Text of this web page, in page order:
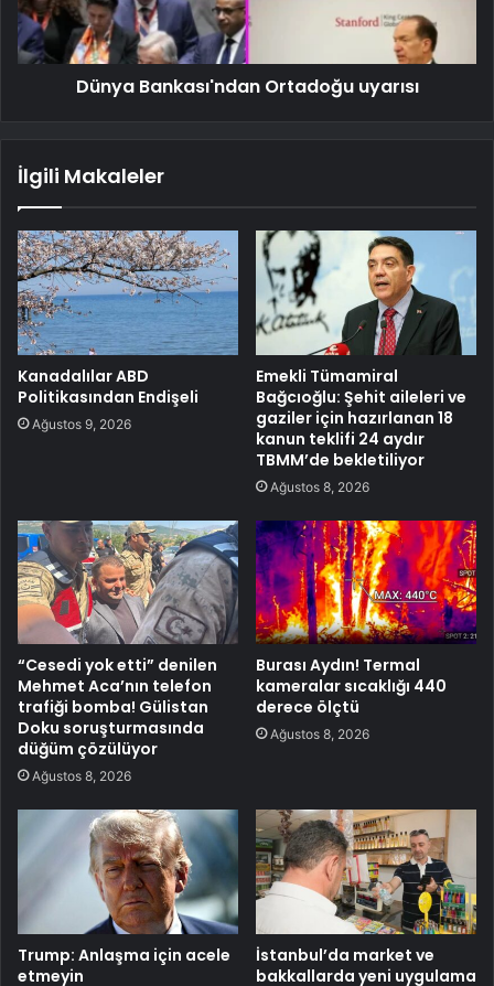
Dünya Bankası'ndan Ortadoğu uyarısı
İlgili Makaleler
Kanadalılar ABD
Politikasından Endişeli
Ağustos 9, 2026
Emekli Tümamiral
Bağcıoğlu: Şehit aileleri ve
gaziler için hazırlanan 18
kanun teklifi 24 aydır
TBMM’de bekletiliyor
Ağustos 8, 2026
“Cesedi yok etti” denilen
Mehmet Aca’nın telefon
trafiği bomba! Gülistan
Doku soruşturmasında
düğüm çözülüyor
Ağustos 8, 2026
Burası Aydın! Termal
kameralar sıcaklığı 440
derece ölçtü
Ağustos 8, 2026
Trump: Anlaşma için acele
etmeyin
İstanbul’da market ve
bakkallarda yeni uygulama